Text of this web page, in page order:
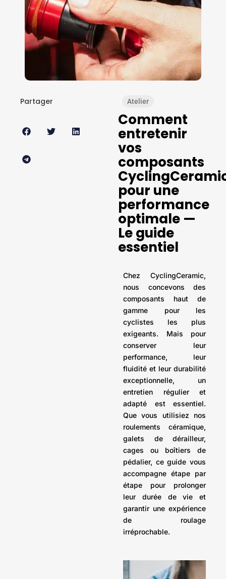
Partager Atelier
Comment
entretenir
vos
composants
pour une
performance
optimale —
Le guide
essentiel
Chez CyclingCeramic,
nous concevons des
composants haut de
gamme pour les
cyclistes les plus
exigeants. Mais pour
conserver leur
performance, leur
fluidité et leur durabilité
exceptionnelle, un
entretien régulier et
adapté est essentiel.
Que vous utilisiez nos
roulements céramique,
galets de dérailleur,
cages ou boîtiers de
pédalier, ce guide vous
accompagne étape par
étape pour prolonger
leur durée de vie et
garantir une expérience
de roulage
irréprochable.